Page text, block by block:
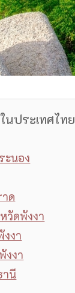
นประเทศไทย
ะนอง
ด
วัดพังงา
งงา
งงา
านี